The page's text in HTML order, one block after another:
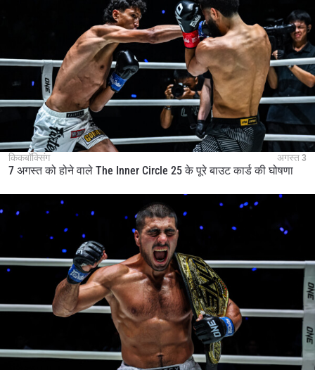
किकबॉक्सिंग अगस्त 3
7 अगस्त को होने वाले The Inner Circle 25 के पूरे बाउट कार्ड की घोषणा